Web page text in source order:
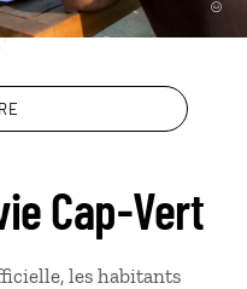
Cap-Vert
les habitants